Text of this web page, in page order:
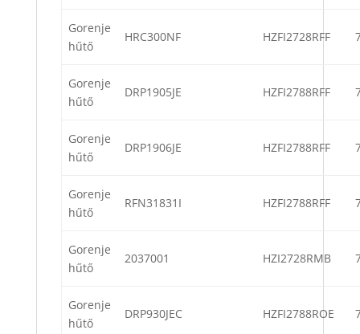
Gorenje
hűtő
HRC300NF HZFI2728RFF
Gorenje
hűtő
DRP1905JE HZFI2788RFF
Gorenje
hűtő
DRP1906JE HZFI2788RFF
Gorenje
hűtő
RFN31831I HZFI2788RFF
Gorenje
hűtő
2037001 HZI2728RMB
Gorenje
hűtő
DRP930JEC HZFI2788ROE